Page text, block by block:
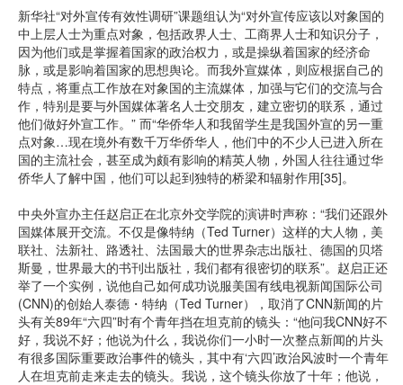
新华社“对外宣传有效性调研”课题组认为“对外宣传应该以对象国的
中上层人士为重点对象，包括政界人士、工商界人士和知识分子，
因为他们或是掌握着国家的政治权力，或是操纵着国家的经济命
脉，或是影响着国家的思想舆论。而我外宣媒体，则应根据自己的
特点，将重点工作放在对象国的主流媒体，加强与它们的交流与合
作，特别是要与外国媒体著名人士交朋友，建立密切的联系，通过
他们做好外宣工作。” 而“华侨华人和我留学生是我国外宣的另一重
点对象…现在境外有数千万华侨华人，他们中的不少人已进入所在
国的主流社会，甚至成为颇有影响的精英人物，外国人往往通过华
侨华人了解中国，他们可以起到独特的桥梁和辐射作用[35]。
中央外宣办主任赵启正在北京外交学院的演讲时声称：“我们还跟外
国媒体展开交流。不仅是像特纳（Ted Turner）这样的大人物，美
联社、法新社、路透社、法国最大的世界杂志出版社、德国的贝塔
斯曼，世界最大的书刊出版社，我们都有很密切的联系”。赵启正还
举了一个实例，说他自己如何成功说服美国有线电视新闻国际公司
(CNN)的创始人泰德・特纳（Ted Turner），取消了CNN新闻的片
头有关89年“六四”时有个青年挡在坦克前的镜头：“他问我CNN好不
好，我说不好；他说为什么，我说你们一小时一次整点新闻的片头
有很多国际重要政治事件的镜头，其中有‘六四’政治风波时一个青年
人在坦克前走来走去的镜头。我说，这个镜头你放了十年；他说，